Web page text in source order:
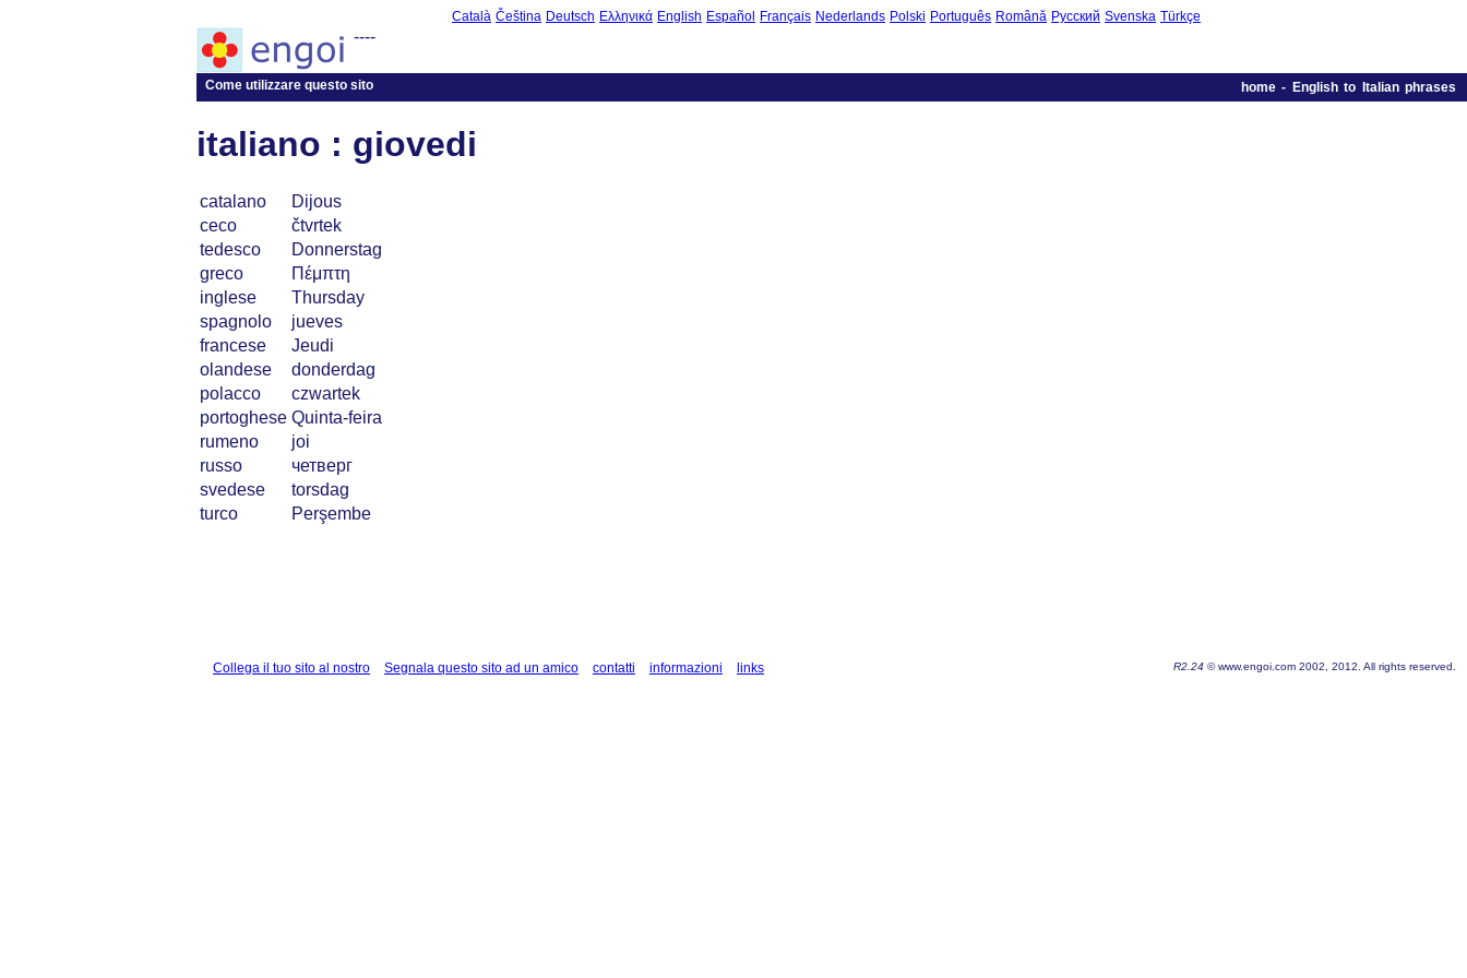
Català Čeština Deutsch Ελληνικά English Español Français Nederlands Polski Português Română Русский Svenska Türkçe
----
Come utilizzare questo sito home- English to Italian phrases
italiano : giovedi
catalano
Dijous
ceco
čtvrtek
tedesco
Donnerstag
greco
Πέμπτη
inglese
Thursday
spagnolo
jueves
francese
Jeudi
olandese
donderdag
polacco
czwartek
portoghese Quinta-feira
rumeno
joi
russo
четверг
svedese
torsdag
turco
Perşembe
Collega il tuo sito al nostro Segnala questo sito ad un amico contatti informazioni links R2.24 © www.engoi.com 2002, 2012. All rights reserved.